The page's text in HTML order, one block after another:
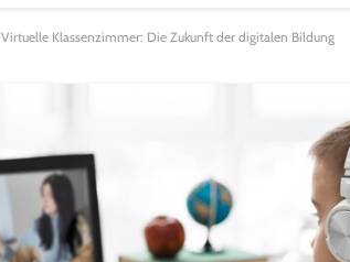
Virtuelle Klassenzimmer: Die Zukunft der digitalen Bildung